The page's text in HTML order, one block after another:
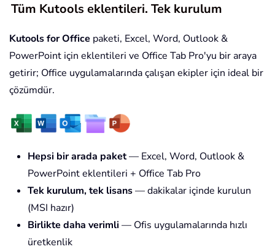
Tüm Kutools eklentileri. Tek kurulum
Kutools for Office paketi, Excel, Word, Outlook &
PowerPoint için eklentileri ve Office Tab Pro'yu bir araya
getirir; Office uygulamalarında çalışan ekipler için ideal bir
çözümdür.
Hepsi bir arada paket— Excel, Word, Outlook &
PowerPoint eklentileri + Office Tab Pro
Tek kurulum, tek lisans— dakikalar içinde kurulun
(MSI hazır)
Birlikte daha verimli — Ofis uygulamalarında hızlı
üretkenlik